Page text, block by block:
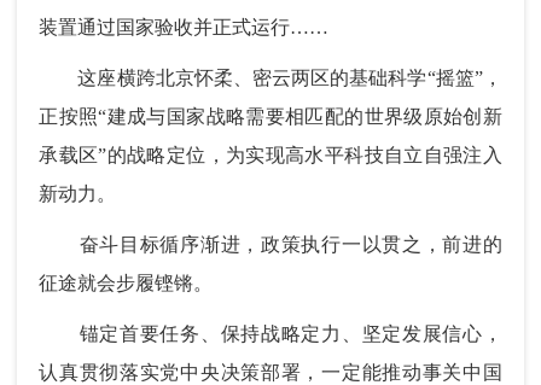
装置通过国家验收并正式运行……
这座横跨北京怀柔、密云两区的基础科学“摇篮”，
正按照“建成与国家战略需要相匹配的世界级原始创新
承载区”的战略定位，为实现高水平科技自立自强注入
新动力。
奋斗目标循序渐进，政策执行一以贯之，前进的
征途就会步履铿锵。
锚定首要任务、保持战略定力、坚定发展信心，
认真贯彻落实党中央决策部署，一定能推动事关中国